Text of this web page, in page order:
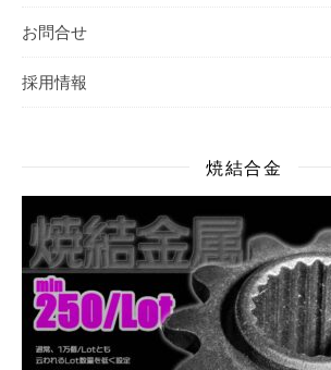
お問合せ
採用情報
焼結合金